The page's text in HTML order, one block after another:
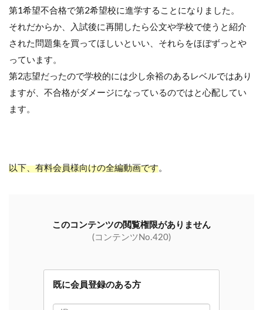
第1希望不合格で第2希望校に進学することになりました。
それだからか、入試後に再開したら公文や学校で使うと紹介
された問題集を買ってほしいといい、それらをほぼずっとや
っています。
第2志望だったので学校的には少し余裕のあるレベルではあり
ますが、不合格がダメージになっているのではと心配してい
ます。
以下、有料会員様向けの全編動画です。